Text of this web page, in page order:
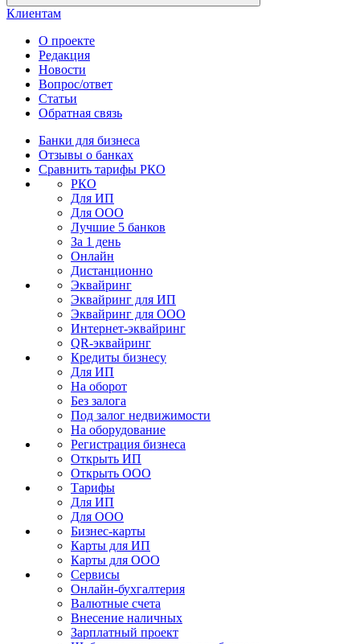
Клиентам
О проекте
Редакция
Новости
Вопрос/ответ
Статьи
Обратная связь
Банки для бизнеса
Отзывы о банках
Сравнить тарифы РКО
РКО
Для ИП
Для ООО
Лучшие 5 банков
За 1 день
Онлайн
Дистанционно
Эквайринг
Эквайринг для ИП
Эквайринг для ООО
Интернет-эквайринг
QR-эквайринг
Кредиты бизнесу
Для ИП
На оборот
Без залога
Под залог недвижимости
На оборудование
Регистрация бизнеса
Открыть ИП
Открыть ООО
Тарифы
Для ИП
Для ООО
Бизнес-карты
Карты для ИП
Карты для ООО
Сервисы
Онлайн-бухгалтерия
Валютные счета
Внесение наличных
Зарплатный проект